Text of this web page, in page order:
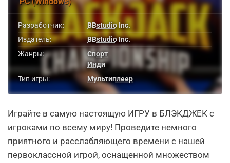
Разработчик:
BBstudio Inc.
Издатель:
BBstudio Inc.
Жанры:
Спорт
Инди
Тип игры:
Мультиплеер
Играйте в самую настоящую ИГРУ в БЛЭКДЖЕК с
игроками по всему миру! Проведите немного
приятного и расслабляющего времени с нашей
первоклассной игрой, оснащенной множеством